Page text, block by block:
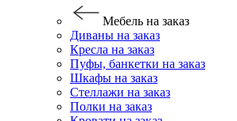
Мебель на заказ
Диваны на заказ
Кресла на заказ
Пуфы, банкетки на заказ
Шкафы на заказ
Стеллажи на заказ
Полки на заказ